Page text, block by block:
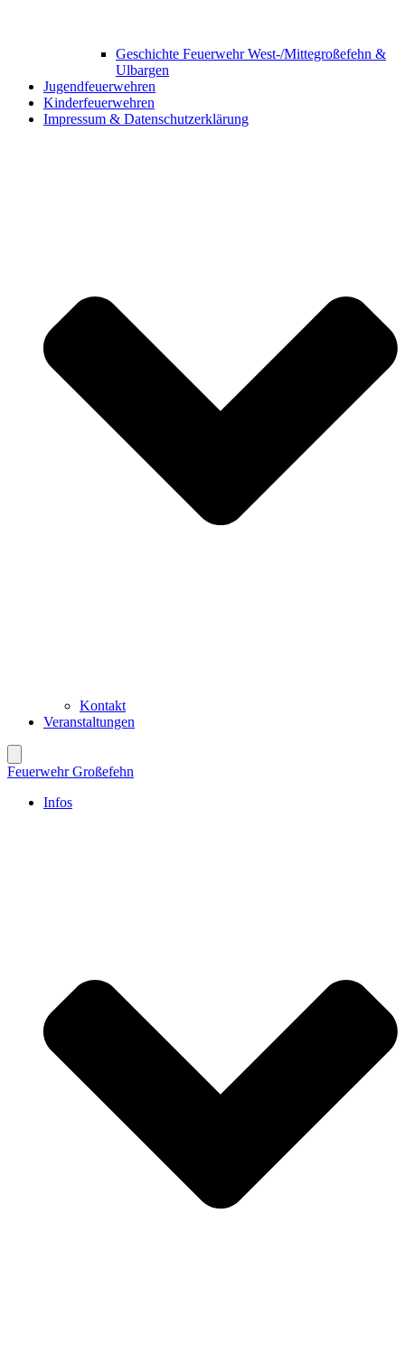
Geschichte Feuerwehr West-/Mittegroßefehn &
Ulbargen
Jugendfeuerwehren
Kinderfeuerwehren
Impressum & Datenschutzerklärung
Kontakt
Veranstaltungen
Feuerwehr Großefehn
Infos